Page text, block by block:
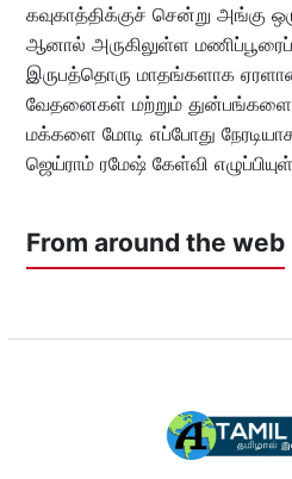
கவுகாத்திக்குச் சென்று அங்கு
ஆனால் அருகிலுள்ள
இருபத்தொரு மாதங்களாக
வேதனைகள் மற்றும்
மக்களை மோடி எப்போது
ஜெய்ராம் ரமேஷ் கேள்வி
From around the web